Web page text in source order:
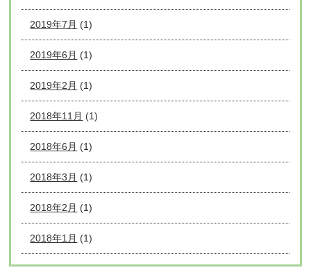
2019年7月 (1)
2019年6月 (1)
2019年2月 (1)
2018年11月 (1)
2018年6月 (1)
2018年3月 (1)
2018年2月 (1)
2018年1月 (1)